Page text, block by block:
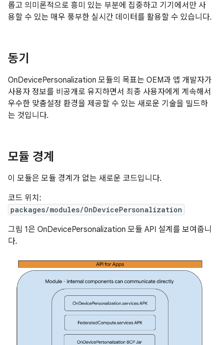
롭고 의미론적으로 흥미 있는 부분에 집중하고 기기에서만 사
용할 수 있는 매우 풍부한 실시간 데이터를 활용할 수 있습니다.
동기
OnDevicePersonalization 모듈의 목표는 OEM과 앱 개발자가
사용자 정보를 비공개로 유지하면서 최종 사용자에게 계속해서
우수한 맞춤설정 환경을 제공할 수 있는 새로운 기술을 빌드하
는 것입니다.
모듈 경계
이 모듈은 모듈 경계가 없는 새로운 코드입니다.
코드 위치:
packages/modules/OnDevicePersonalization
그림 1은 OnDevicePersonalization 모듈 API 설계를 보여줍니
다.